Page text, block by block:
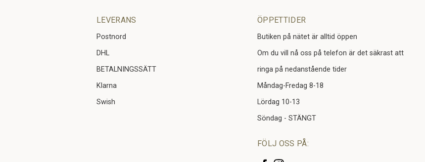
LEVERANS
Postnord
DHL
BETALNINGSSÄTT
Klarna
Swish
ÖPPETTIDER
Butiken på nätet är alltid öppen
Om du vill nå oss på telefon är det säkrast att
ringa på nedanstående tider
Måndag-Fredag 8-18
Lördag 10-13
Söndag - STÄNGT
FÖLJ OSS PÅ: